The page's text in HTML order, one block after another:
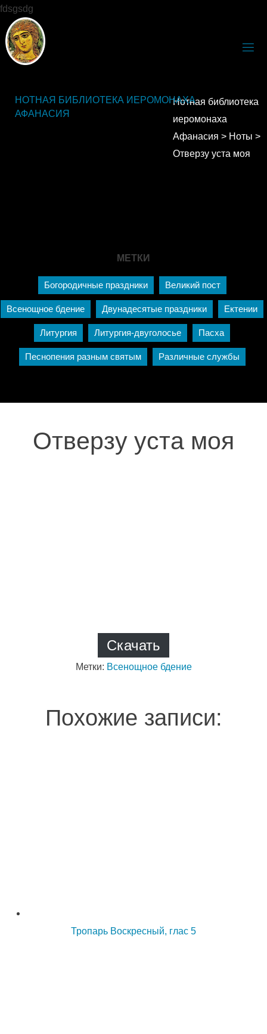
fdsgsdg
НОТНАЯ БИБЛИОТЕКА ИЕРОМОНАХА
АФАНАСИЯ
Нотная библиотека
иеромонаха
Афанасия > Ноты >
Отверзу уста моя
МЕТКИ
Богородичные праздники Великий пост
Всенощное бдение Двунадесятые праздники Ектении
Литургия Литургия-двуголосье Пасха
Песнопения разным святым Различные службы
Отверзу уста моя
Скачать
Метки: Всенощное бдение
Похожие записи:
Тропарь Воскресный, глас 5